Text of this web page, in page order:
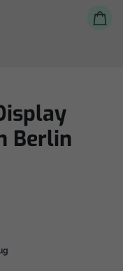
Berlin